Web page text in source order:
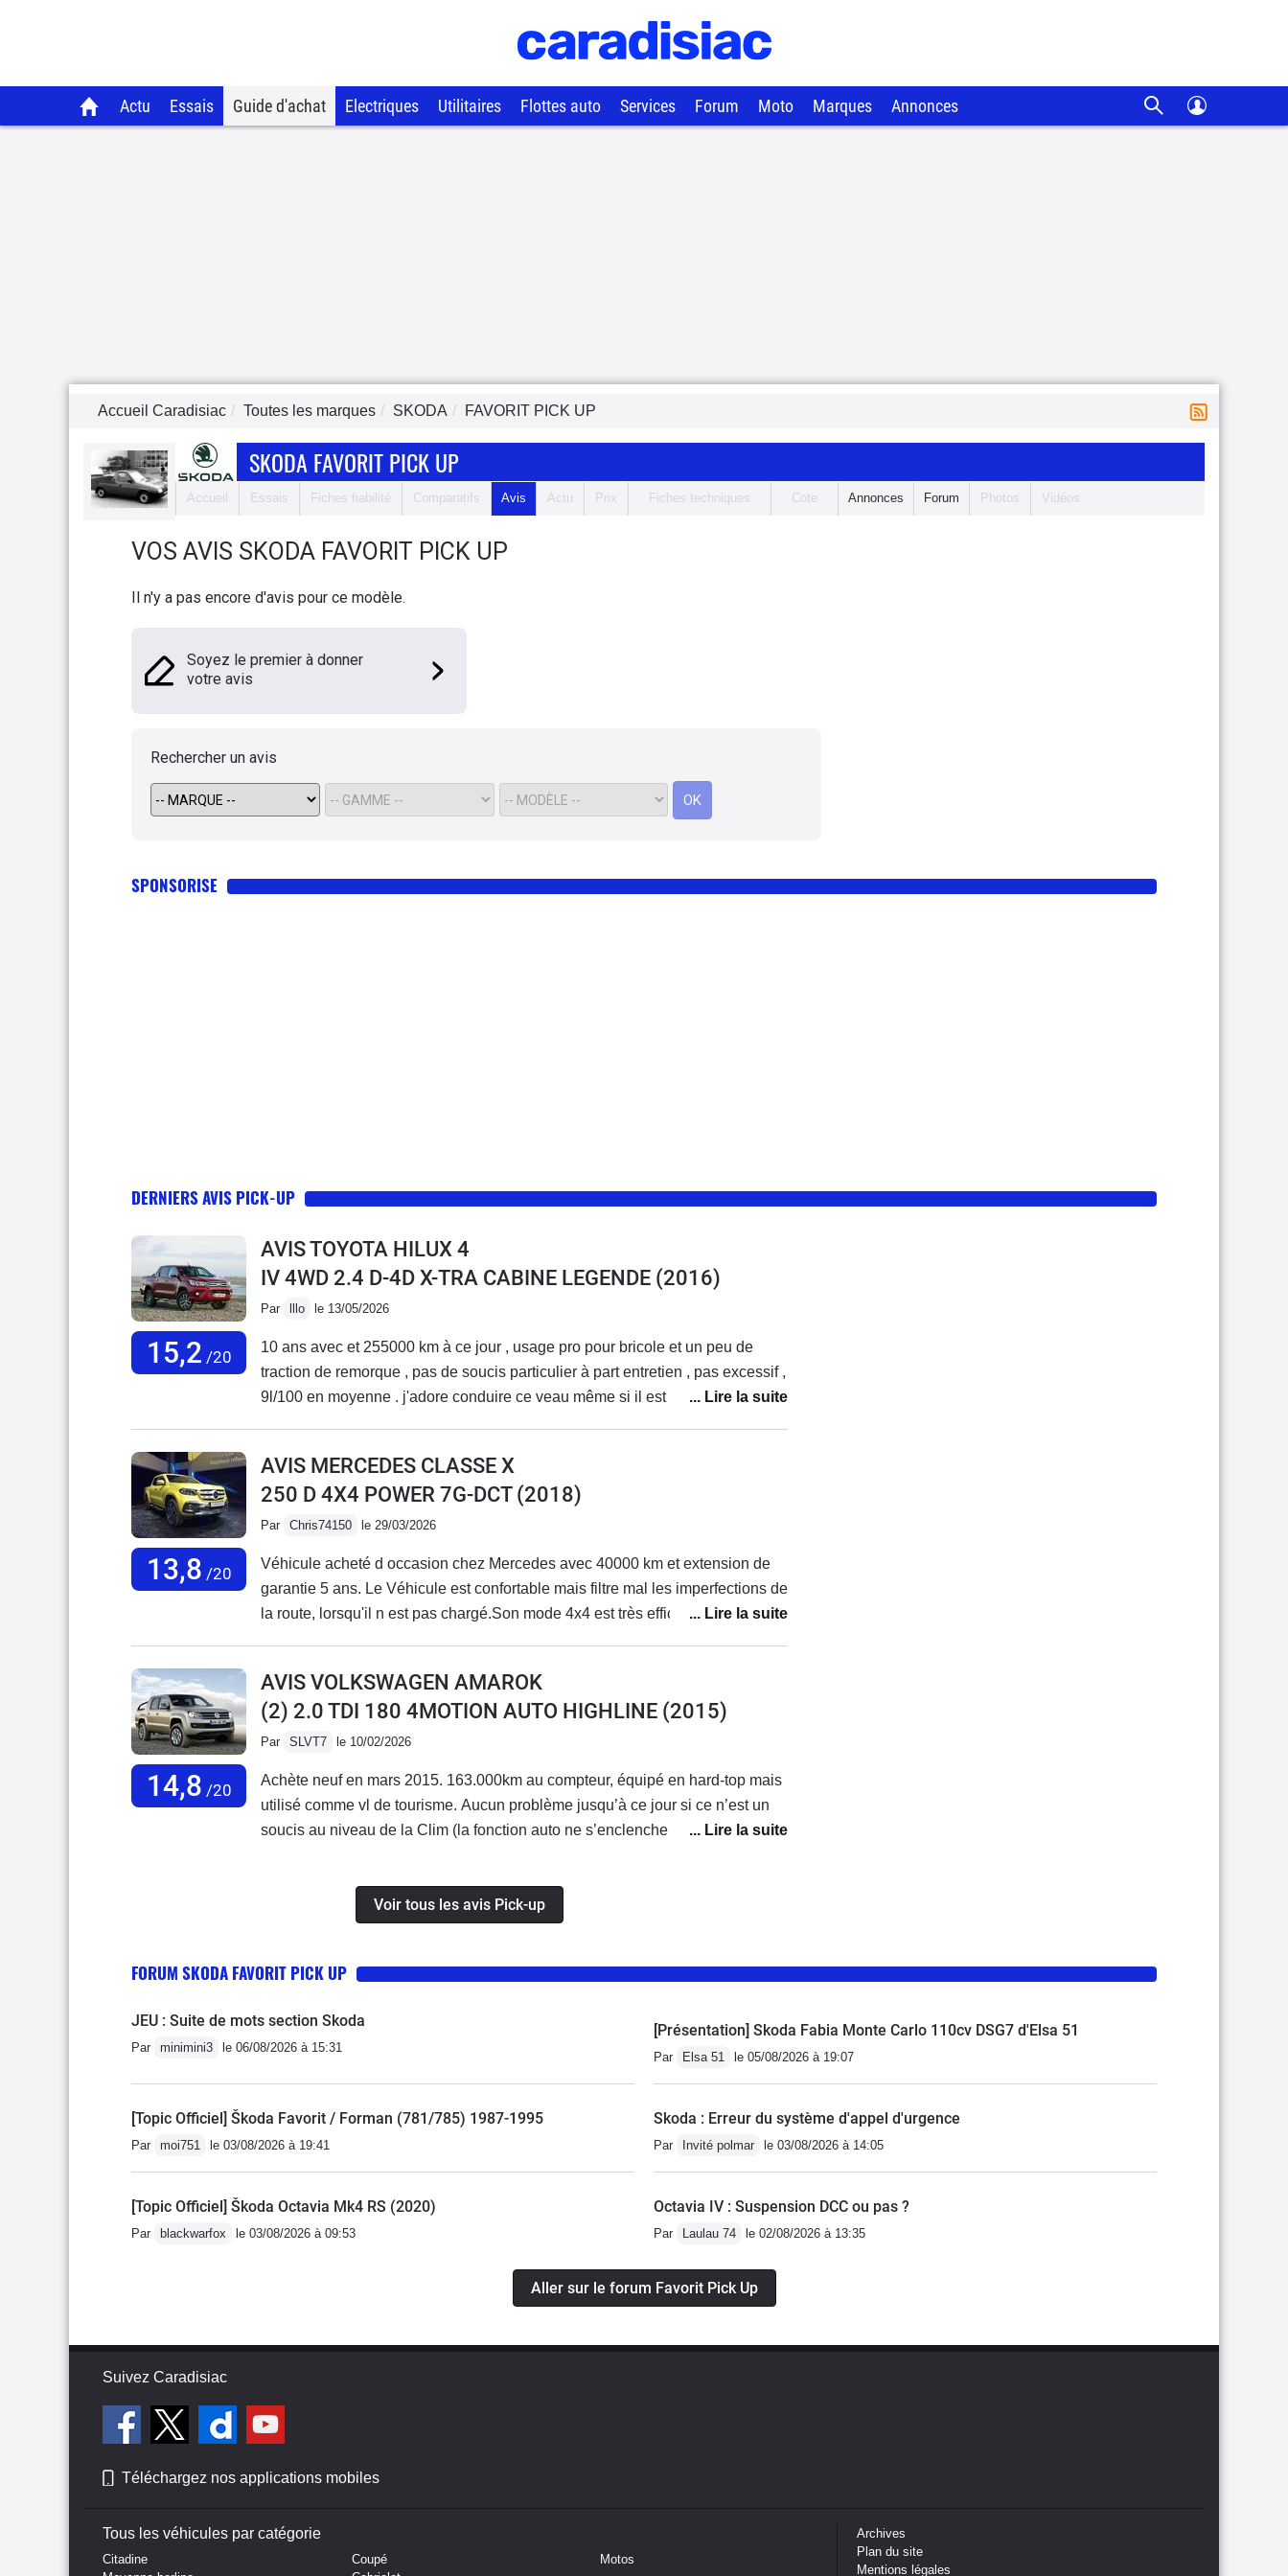
Actu Essais Guide d'achat Electriques Utilitaires Flottes auto Services Forum Moto Marques Annonces
Accueil Caradisiac Toutes les marques SKODA FAVORIT PICK UP
SKODA FAVORIT PICK UP
Accueil Essais Fiches fiabilité Comparatifs Avis Actu Prix Fiches techniques Cote Annonces Forum Photos Vidéos
VOS AVIS SKODA FAVORIT PICK UP
Il n'y a pas encore d'avis pour ce modèle.
Soyez le premier à donner
votre avis
Rechercher un avis
OK
SPONSORISE
DERNIERS AVIS PICK-UP
15,2 /20
AVIS TOYOTA HILUX 4
IV 4WD 2.4 D-4D X-TRA CABINE LEGENDE (2016)
Par lllo le 13/05/2026
10 ans avec et 255000 km à ce jour , usage pro pour bricole et un peu de
traction de remorque , pas de soucis particulier à part entretien , pas excessif ,
9l/100 en moyenne . j'adore conduire ce veau même si il est un peu chiant sur
cul à vide , et sous la pluie c'est funky ... .sono très correcte pour un utilitaire ,
siège conducteur pourri sur les 2 hilux que j'ai possédé , assises arrières un
peu ridicules mais pour la caisse à outils c'est le luxe . super polyvalent , c'est
13,8 /20
AVIS MERCEDES CLASSE X
250 D 4X4 POWER 7G-DCT(2018)
Par Chris74150 le 29/03/2026
Véhicule acheté d occasion chez Mercedes avec 40000 km et extension de
garantie 5 ans. Le Véhicule est confortable mais filtre mal les imperfections de
la route, lorsqu'il n est pas chargé.Son mode 4x4 est très efficace sur terrain
14,8 /20
AVIS VOLKSWAGEN AMAROK
(2) 2.0 TDI 180 4MOTION AUTO HIGHLINE (2015)
Par SLVT7 le 10/02/2026
Achète neuf en mars 2015. 163.000km au compteur, équipé en hard-top mais
utilisé comme vl de tourisme. Aucun problème jusqu’à ce jour si ce n’est un
soucis au niveau de la Clim (la fonction auto ne s’enclenche pas
hiver avec 4 pneus neige. La finition est quelque peu sommaire mais les
de les faire polir chez un professionnel. Très satisfait de mon achat.
Voir tous les avis Pick-up
FORUM SKODA FAVORIT PICK UP
JEU : Suite de mots section Skoda
Par minimini3 le 06/08/2026 à 15:31
[Présentation] Skoda Fabia Monte Carlo 110cv DSG7 d'Elsa 51
Par Elsa 51 le 05/08/2026 à 19:07
[Topic Officiel] Škoda Favorit / Forman (781/785) 1987-1995
Par moi751 le 03/08/2026 à 19:41
Skoda : Erreur du système d'appel d'urgence
Par Invité polmar le 03/08/2026 à 14:05
[Topic Officiel] Škoda Octavia Mk4 RS (2020)
Par blackwarfox le 03/08/2026 à 09:53
Octavia IV : Suspension DCC ou pas ?
Par Laulau 74 le 02/08/2026 à 13:35
Aller sur le forum Favorit Pick Up
Suivez Caradisiac
Téléchargez nos applications mobiles
Tous les véhicules par catégorie
Citadine
Coupé
Motos
Archives
Plan du site
Mentions légales